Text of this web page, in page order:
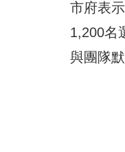
市府表
1,200名
與團隊